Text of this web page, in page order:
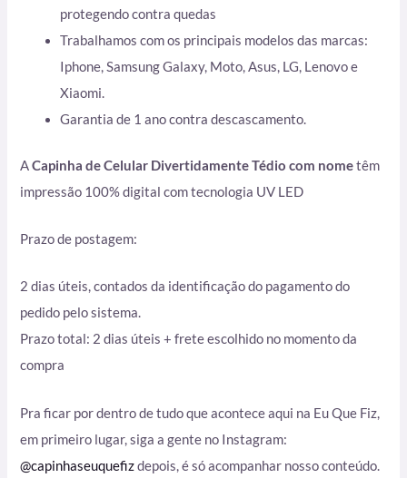
protegendo contra quedas
Trabalhamos com os principais modelos das marcas:
Iphone, Samsung Galaxy, Moto, Asus, LG, Lenovo e
Xiaomi.
Garantia de 1 ano contra descascamento.
ACapinha de Celular Divertidamente Tédio com nometêm
impressão 100% digital com tecnologia UV LED
Prazo de postagem:
2 dias úteis, contados da identificação do pagamento do
pedido pelo sistema.
Prazo total: 2 dias úteis + frete escolhido no momento da
compra
Pra ficar por dentro de tudo que acontece aqui na Eu Que Fiz,
em primeiro lugar, siga a gente no Instagram:
@capinhaseuquefizdepois, é só acompanhar nosso conteúdo.